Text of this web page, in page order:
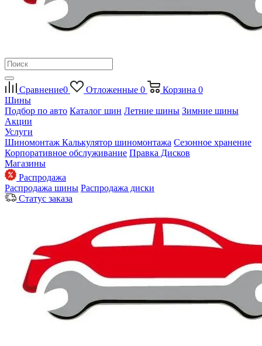
Сравнение0 Отложенные 0 Корзина 0
Шины
Подбор по авто Каталог шин Летние шины Зимние шины
Акции
Услуги
Шиномонтаж Калькулятор шиномонтажа Сезонное хранение
Корпоративное обслуживание Правка Дисков
Магазины
Распродажа
Распродажа шины Распродажа диски
Статус заказа